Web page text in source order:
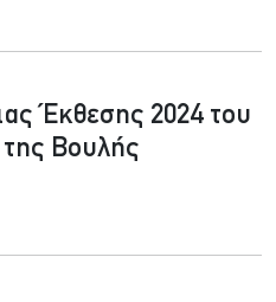
Έκθεσης 2024 του
Βουλής